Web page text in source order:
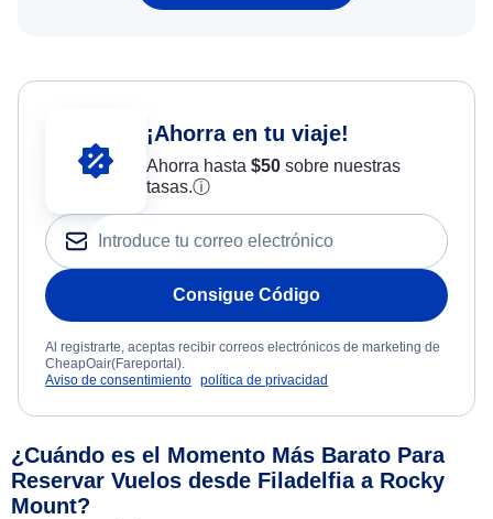
¡Ahorra en tu viaje!
Ahorra hasta $50sobre nuestras
tasas.ⓘ
Consigue Código
Al registrarte, aceptas recibir correos electrónicos de marketing de
CheapOair(Fareportal).
Aviso de consentimiento política de privacidad
¿Cuándo es el Momento Más Barato Para
Reservar Vuelos desde Filadelfia a Rocky
Mount?